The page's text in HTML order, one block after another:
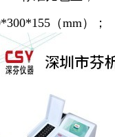
（mm）；